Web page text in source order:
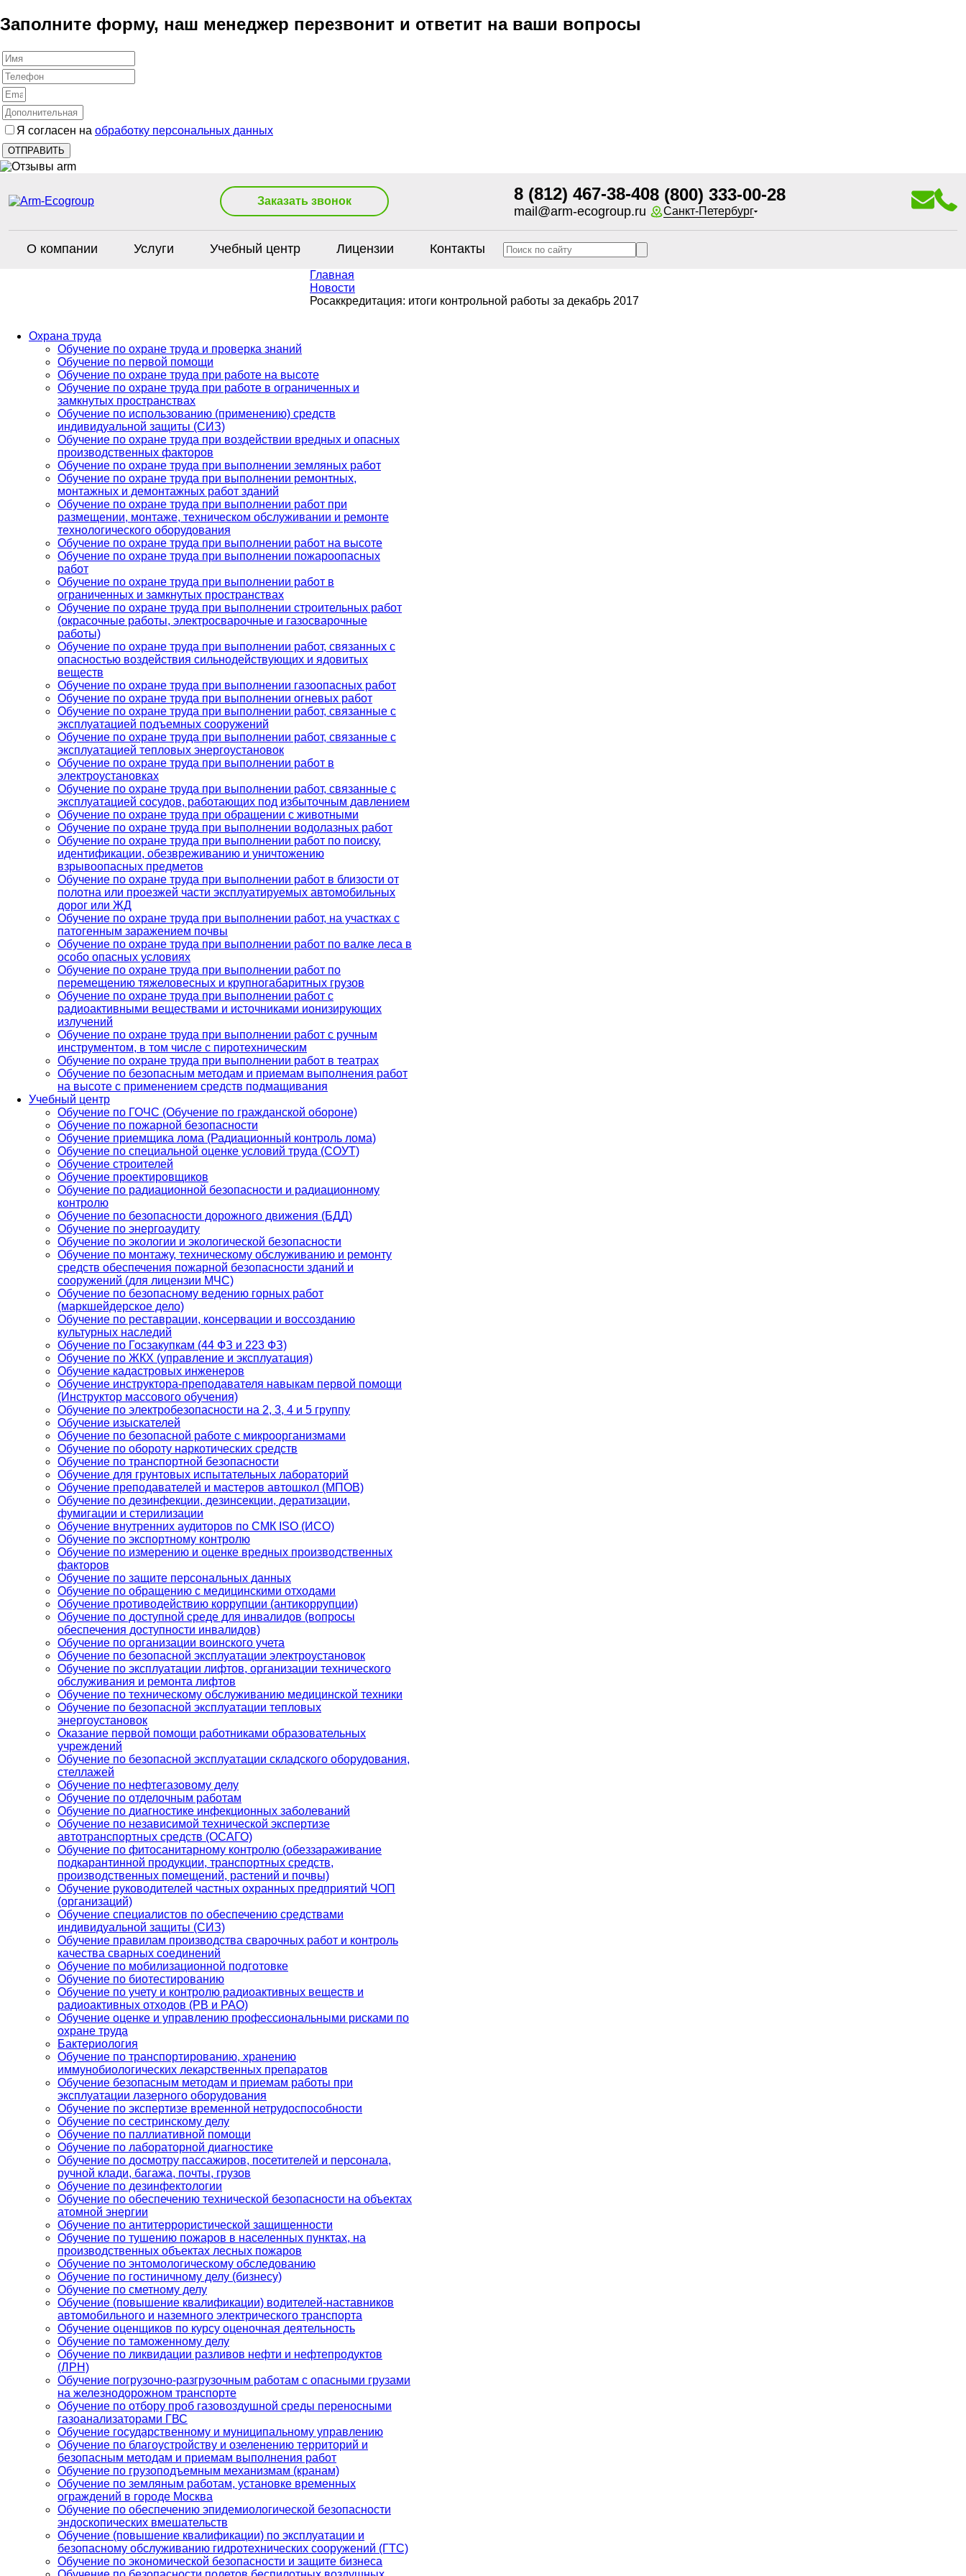
Заполните форму, наш менеджер перезвонит и ответит на ваши вопросы
Я согласен на обработку персональных данных
Заказать звонок 8 (812) 467-38-40
mail@arm-ecogroup.ru
8 (800) 333-00-28
Санкт-Петербург
О компании Услуги Учебный центр Лицензии Контакты
Главная
Новости
Росаккредитация: итоги контрольной работы за декабрь 2017
Охрана труда
Обучение по охране труда и проверка знаний
Обучение по первой помощи
Обучение по охране труда при работе на высоте
Обучение по охране труда при работе в ограниченных и
замкнутых пространствах
Обучение по использованию (применению) средств
индивидуальной защиты (СИЗ)
Обучение по охране труда при воздействии вредных и опасных
производственных факторов
Обучение по охране труда при выполнении земляных работ
Обучение по охране труда при выполнении ремонтных,
монтажных и демонтажных работ зданий
Обучение по охране труда при выполнении работ при
размещении, монтаже, техническом обслуживании и ремонте
технологического оборудования
Обучение по охране труда при выполнении работ на высоте
Обучение по охране труда при выполнении пожароопасных
работ
Обучение по охране труда при выполнении работ в
ограниченных и замкнутых пространствах
Обучение по охране труда при выполнении строительных работ
(окрасочные работы, электросварочные и газосварочные
работы)
Обучение по охране труда при выполнении работ, связанных с
опасностью воздействия сильнодействующих и ядовитых
веществ
Обучение по охране труда при выполнении газоопасных работ
Обучение по охране труда при выполнении огневых работ
Обучение по охране труда при выполнении работ, связанные с
эксплуатацией подъемных сооружений
Обучение по охране труда при выполнении работ, связанные с
эксплуатацией тепловых энергоустановок
Обучение по охране труда при выполнении работ в
электроустановках
Обучение по охране труда при выполнении работ, связанные с
эксплуатацией сосудов, работающих под избыточным давлением
Обучение по охране труда при обращении с животными
Обучение по охране труда при выполнении водолазных работ
Обучение по охране труда при выполнении работ по поиску,
идентификации, обезвреживанию и уничтожению
взрывоопасных предметов
Обучение по охране труда при выполнении работ в близости от
полотна или проезжей части эксплуатируемых автомобильных
дорог или ЖД
Обучение по охране труда при выполнении работ, на участках с
патогенным заражением почвы
Обучение по охране труда при выполнении работ по валке леса в
особо опасных условиях
Обучение по охране труда при выполнении работ по
перемещению тяжеловесных и крупногабаритных грузов
Обучение по охране труда при выполнении работ с
радиоактивными веществами и источниками ионизирующих
излучений
Обучение по охране труда при выполнении работ с ручным
инструментом, в том числе с пиротехническим
Обучение по охране труда при выполнении работ в театрах
Обучение по безопасным методам и приемам выполнения работ
на высоте с применением средств подмащивания
Учебный центр
Обучение по ГОЧС (Обучение по гражданской обороне)
Обучение по пожарной безопасности
Обучение приемщика лома (Радиационный контроль лома)
Обучение по специальной оценке условий труда (СОУТ)
Обучение строителей
Обучение проектировщиков
Обучение по радиационной безопасности и радиационному
контролю
Обучение по безопасности дорожного движения (БДД)
Обучение по энергоаудиту
Обучение по экологии и экологической безопасности
Обучение по монтажу, техническому обслуживанию и ремонту
средств обеспечения пожарной безопасности зданий и
сооружений (для лицензии МЧС)
Обучение по безопасному ведению горных работ
(маркшейдерское дело)
Обучение по реставрации, консервации и воссозданию
культурных наследий
Обучение по Госзакупкам (44 ФЗ и 223 ФЗ)
Обучение по ЖКХ (управление и эксплуатация)
Обучение кадастровых инженеров
Обучение инструктора-преподавателя навыкам первой помощи
(Инструктор массового обучения)
Обучение по электробезопасности на 2, 3, 4 и 5 группу
Обучение изыскателей
Обучение по безопасной работе с микроорганизмами
Обучение по обороту наркотических средств
Обучение по транспортной безопасности
Обучение для грунтовых испытательных лабораторий
Обучение преподавателей и мастеров автошкол (МПОВ)
Обучение по дезинфекции, дезинсекции, дератизации,
фумигации и стерилизации
Обучение внутренних аудиторов по СМК ISO (ИСО)
Обучение по экспортному контролю
Обучение по измерению и оценке вредных производственных
факторов
Обучение по защите персональных данных
Обучение по обращению с медицинскими отходами
Обучение противодействию коррупции (антикоррупции)
Обучение по доступной среде для инвалидов (вопросы
обеспечения доступности инвалидов)
Обучение по организации воинского учета
Обучение по безопасной эксплуатации электроустановок
Обучение по эксплуатации лифтов, организации технического
обслуживания и ремонта лифтов
Обучение по техническому обслуживанию медицинской техники
Обучение по безопасной эксплуатации тепловых
энергоустановок
Оказание первой помощи работниками образовательных
учреждений
Обучение по безопасной эксплуатации складского оборудования,
стеллажей
Обучение по нефтегазовому делу
Обучение по отделочным работам
Обучение по диагностике инфекционных заболеваний
Обучение по независимой технической экспертизе
автотранспортных средств (ОСАГО)
Обучение по фитосанитарному контролю (обеззараживание
подкарантинной продукции, транспортных средств,
производственных помещений, растений и почвы)
Обучение руководителей частных охранных предприятий ЧОП
(организаций)
Обучение специалистов по обеспечению средствами
индивидуальной защиты (СИЗ)
Обучение правилам производства сварочных работ и контроль
качества сварных соединений
Обучение по мобилизационной подготовке
Обучение по биотестированию
Обучение по учету и контролю радиоактивных веществ и
радиоактивных отходов (РВ и РАО)
Обучение оценке и управлению профессиональными рисками по
охране труда
Бактериология
Обучение по транспортированию, хранению
иммунобиологических лекарственных препаратов
Обучение безопасным методам и приемам работы при
эксплуатации лазерного оборудования
Обучение по экспертизе временной нетрудоспособности
Обучение по сестринскому делу
Обучение по паллиативной помощи
Обучение по лабораторной диагностике
Обучение по досмотру пассажиров, посетителей и персонала,
ручной клади, багажа, почты, грузов
Обучение по дезинфектологии
Обучение по обеспечению технической безопасности на объектах
атомной энергии
Обучение по антитеррористической защищенности
Обучение по тушению пожаров в населенных пунктах, на
производственных объектах лесных пожаров
Обучение по энтомологическому обследованию
Обучение по гостиничному делу (бизнесу)
Обучение по сметному делу
Обучение (повышение квалификации) водителей-наставников
автомобильного и наземного электрического транспорта
Обучение оценщиков по курсу оценочная деятельность
Обучение по таможенному делу
Обучение по ликвидации разливов нефти и нефтепродуктов
(ЛРН)
Обучение погрузочно-разгрузочным работам с опасными грузами
на железнодорожном транспорте
Обучение по отбору проб газовоздушной среды переносными
газоанализаторами ГВС
Обучение государственному и муниципальному управлению
Обучение по благоустройству и озеленению территорий и
безопасным методам и приемам выполнения работ
Обучение по грузоподъемным механизмам (кранам)
Обучение по земляным работам, установке временных
ограждений в городе Москва
Обучение по обеспечению эпидемиологической безопасности
эндоскопических вмешательств
Обучение (повышение квалификации) по эксплуатации и
безопасному обслуживанию гидротехнических сооружений (ГТС)
Обучение по экономической безопасности и защите бизнеса